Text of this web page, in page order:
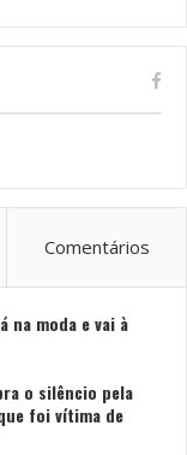
Comentários
na moda e vai à
o silêncio pela
foi vítima de